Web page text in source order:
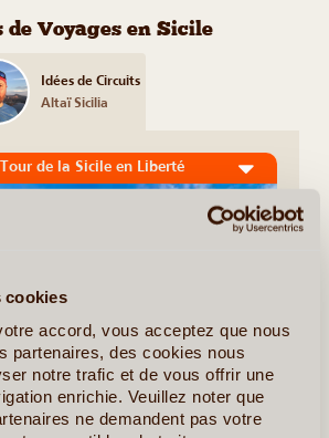
cookies
accord, vous acceptez que nous
partenaires, des cookies nous
notre trafic et de vous offrir une
enrichie. Veuillez noter que
ne demandent pas votre
de Voyages en Sicile
Idées de Circuits
Altaï Sicilia
de la Sicile en Liberté